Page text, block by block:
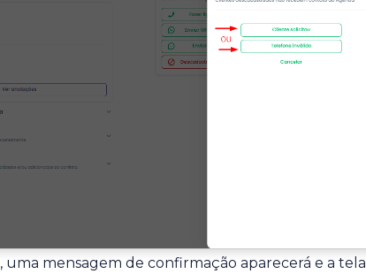
, uma mensagem de confirmação aparecerá e a tela